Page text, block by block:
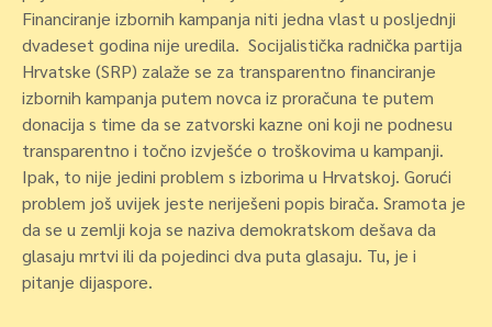
Financiranje izbornih kampanja niti jedna vlast u posljednji
dvadeset godina nije uredila. Socijalistička radnička partija
Hrvatske (SRP) zalaže se za transparentno financiranje
izbornih kampanja putem novca iz proračuna te putem
donacija s time da se zatvorski kazne oni koji ne podnesu
transparentno i točno izvješće o troškovima u kampanji.
Ipak, to nije jedini problem s izborima u Hrvatskoj. Gorući
problem još uvijek jeste neriješeni popis birača. Sramota je
da se u zemlji koja se naziva demokratskom dešava da
glasaju mrtvi ili da pojedinci dva puta glasaju. Tu, je i
pitanje dijaspore.